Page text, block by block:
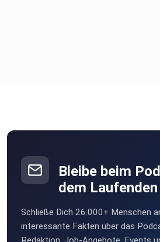
Bleibe beim
dem Laufenden
Schließe Dich 26.000+ Menschen
interessante Fakten über das